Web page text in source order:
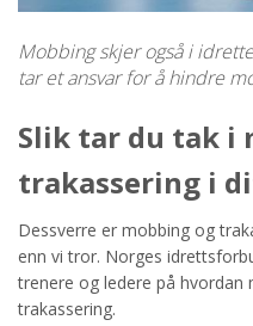
Mobbing skjer også i
tar et ansvar for å hindre
Slik tar du tak i
trakassering i
Dessverre er mobbing og
enn vi tror. Norges
trenere og ledere på
trakassering.